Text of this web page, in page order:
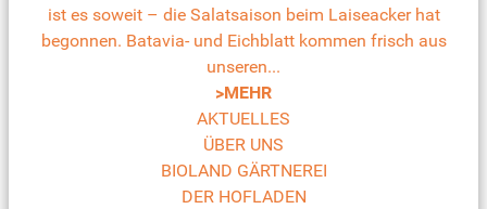
ist es soweit – die Salatsaison beim Laiseacker hat
begonnen. Batavia- und Eichblatt kommen frisch aus
unseren...
>MEHR
AKTUELLES
ÜBER UNS
BIOLAND GÄRTNEREI
DER HOFLADEN